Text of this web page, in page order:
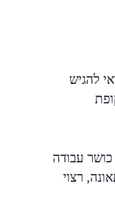
להגיש
עבודה
רצוי